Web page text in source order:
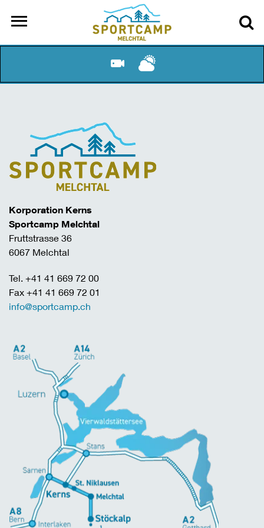
Korporation Kerns
Sportcamp Melchtal
Fruttstrasse 36
6067 Melchtal
Tel. +41 41 669 72 00
Fax +41 41 669 72 01
info@sportcamp.ch